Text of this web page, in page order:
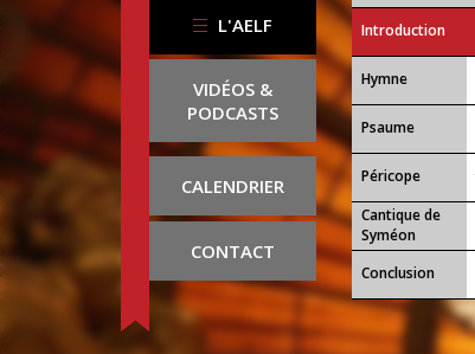
L'AELF
VIDÉOS &
PODCASTS
CALENDRIER
CONTACT
Introduction
Hymne
Psaume
Péricope
Cantique de
Syméon
Conclusion